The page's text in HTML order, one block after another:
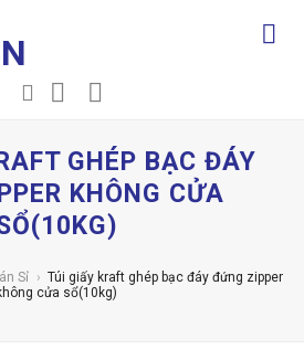
GHÉP BẠC ĐÁY
KHÔNG CỬA
Sỉ › Túi giấy kraft ghép bạc đáy đứng zipper
cửa sổ(10kg)